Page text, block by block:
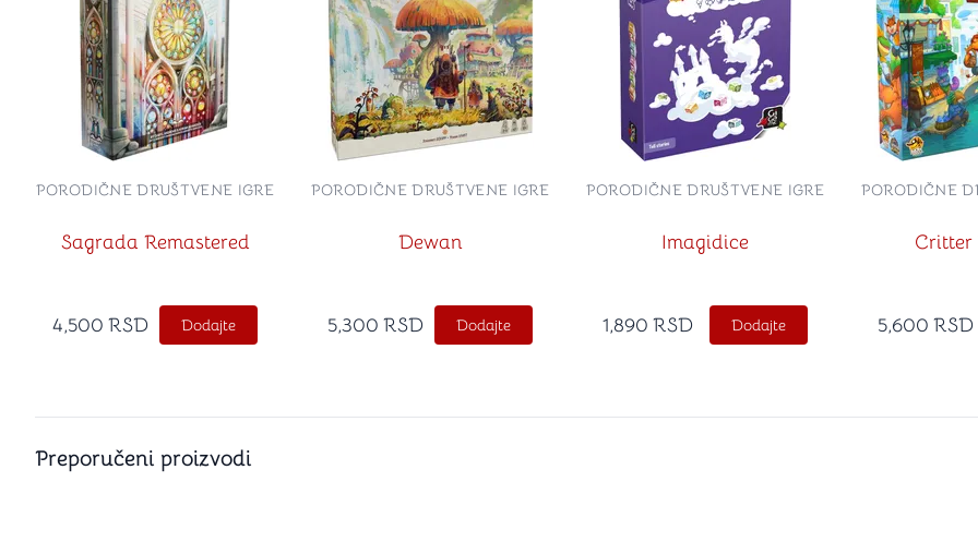
Sagrada Remastered
PORODIČNE DRUŠTVENE IGRE
4,500 RSD Dodajte
Dewan
PORODIČNE DRUŠTVENE IGRE
5,300 RSD Dodajte
Imagidice
PORODIČNE DRUŠTVENE IGRE
1,890 RSD Dodajte
Critter
PORODIČNE
5,600 RSD
Preporučeni proizvodi